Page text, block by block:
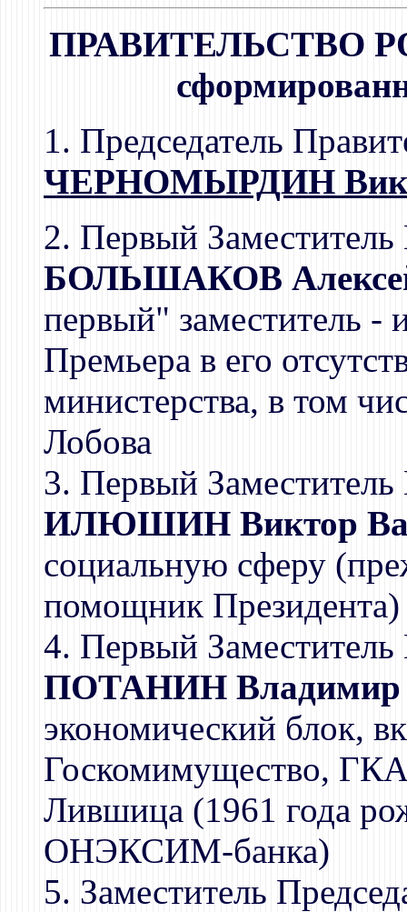
ПРАВИТЕЛЬСТВО
1. Председатель
ЧЕРНОМЫРДИН
2. Первый Заместитель
БОЛЬШАКОВ Алексей
первый" заместитель -
Премьера в его
министерства, в том
Лобова
3. Первый Заместитель
ИЛЮШИН Виктор
социальную сферу
помощник Президента)
4. Первый Заместитель
ПОТАНИН Владимир
экономический блок,
Госкомимущество,
Лившица (1961 года
ОНЭКСИМ-банка)
5. Заместитель